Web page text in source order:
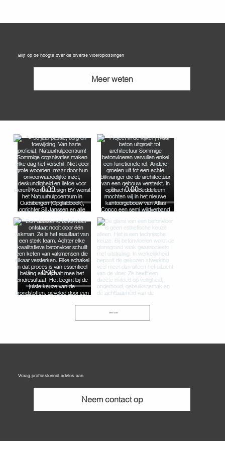
Blijf op de hoogte over de diverse vloeroplossingen
Meer weten
Meer laden
Vraag professioneel advies aan
Neem contact op